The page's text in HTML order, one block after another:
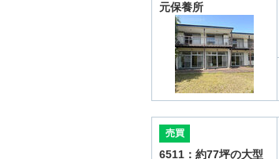
元保養所
売買
6511：約77坪の大型